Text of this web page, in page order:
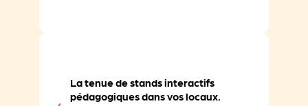
La tenue de stands interactifs
pédagogiques dans vos locaux.